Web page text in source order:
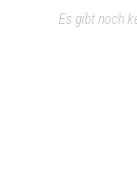
Es gibt noch